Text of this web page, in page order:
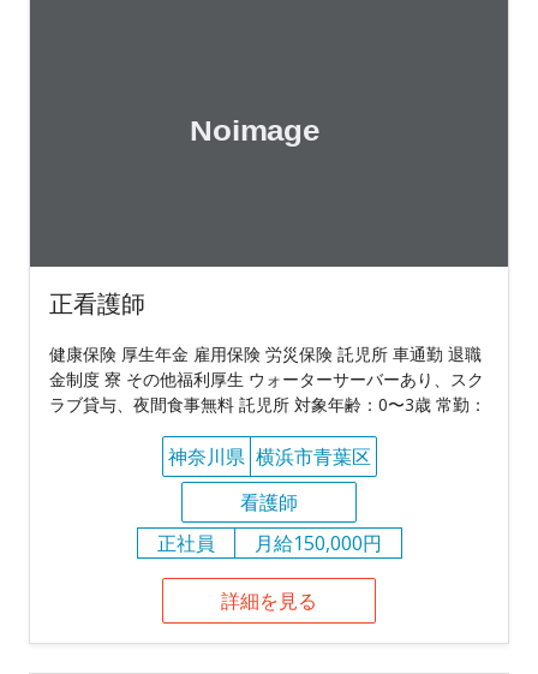
正看護師
健康保険 厚生年金 雇用保険 労災保険 託児所 車通勤 退職
金制度 寮 その他福利厚生 ウォーターサーバーあり、スク
ラブ貸与、夜間食事無料 託児所 対象年齢：0〜3歳 常勤：
神奈川県 横浜市青葉区
看護師
正社員
月給150,000円
詳細を見る